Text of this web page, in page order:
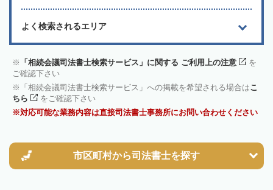
よく検索されるエリア
「相続会議司法書士検索サービス」に関する ご利用上の注意
を
ご確認下さい
「相続会議司法書士検索サービス」への掲載を希望される場合はこ
ちら
をご確認下さい
対応可能な業務内容は直接司法書士事務所にお問い合わせください
市区町村から司法書士を探す